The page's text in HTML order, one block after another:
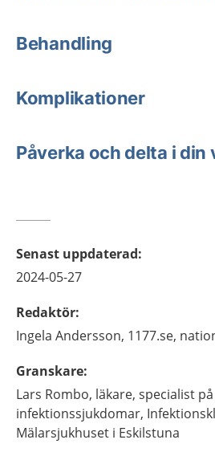
Behandling
Komplikationer
Påverka och delta i din
Senast uppdaterad:
2024-05-27
Redaktör:
Ingela Andersson, 1177.se,
Granskare:
Lars Rombo, läkare, specialist på
infektionssjukdomar,
Mälarsjukhuset i Eskilstuna